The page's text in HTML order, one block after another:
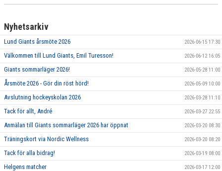
Nyhetsarkiv
Lund Giants årsmöte 2026 2026-06-15 17:30
Välkommen till Lund Giants, Emil Turesson! 2026-06-12 16:05
Giants sommarläger 2026! 2026-05-28 11:00
Årsmöte 2026 - Gör din röst hörd! 2026-05-09 10:00
Avslutning hockeyskolan 2026 2026-03-28 11:10
Tack för allt, André 2026-03-27 22:55
Anmälan till Giants sommarläger 2026 har öppnat 2026-03-20 08:30
Träningskort via Nordic Wellness 2026-03-20 08:20
Tack för alla bidrag! 2026-03-19 08:00
Helgens matcher 2026-03-17 12:00